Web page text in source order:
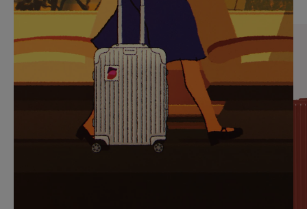
SIE,
UM
ANZUHALTEN
AUFHEBEN
DER
STUMMSCHALTUNG